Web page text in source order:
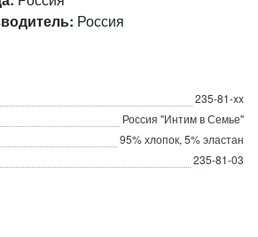
Россия
235-81-xx
Россия "Интим в Семье"
95% хлопок, 5% эластан
235-81-03